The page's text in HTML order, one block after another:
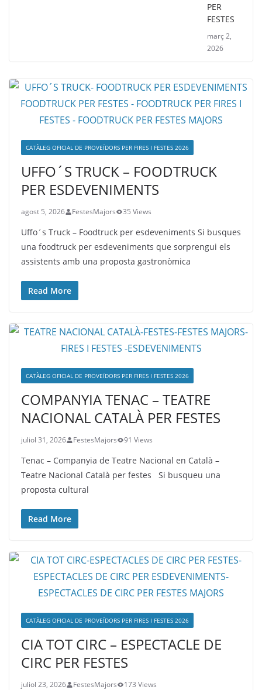
PER
FESTES
març 2,
2026
CATÀLEG OFICIAL DE PROVEÏDORS PER FIRES I FESTES 2026
UFFO´S TRUCK – FOODTRUCK
PER ESDEVENIMENTS
agost 5, 2026 FestesMajors 35 Views
Uffo´s Truck – Foodtruck per esdeveniments Si busques
una foodtruck per esdeveniments que sorprengui els
assistents amb una proposta gastronòmica
Read More
CATÀLEG OFICIAL DE PROVEÏDORS PER FIRES I FESTES 2026
COMPANYIA TENAC – TEATRE
NACIONAL CATALÀ PER FESTES
juliol 31, 2026 FestesMajors 91 Views
Tenac – Companyia de Teatre Nacional en Català –
Teatre Nacional Català per festes Si busqueu una
proposta cultural
Read More
CATÀLEG OFICIAL DE PROVEÏDORS PER FIRES I FESTES 2026
CIA TOT CIRC – ESPECTACLE DE
CIRC PER FESTES
juliol 23, 2026 FestesMajors 173 Views